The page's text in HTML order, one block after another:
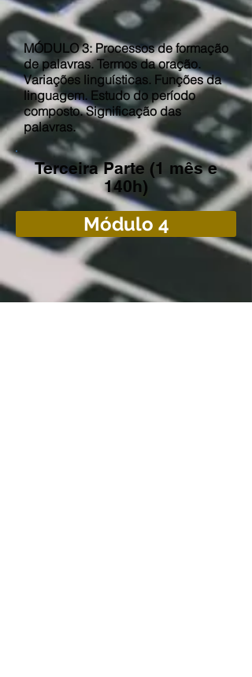
MÓDULO 3: Processos de formação
de palavras. Termos da oração.
Variações linguísticas. Funções da
linguagem. Estudo do período
composto. Significação das
palavras.
Terceira Parte (1 mês e
140h)
Módulo 4